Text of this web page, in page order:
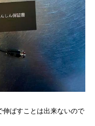
ばすことは出来ないので